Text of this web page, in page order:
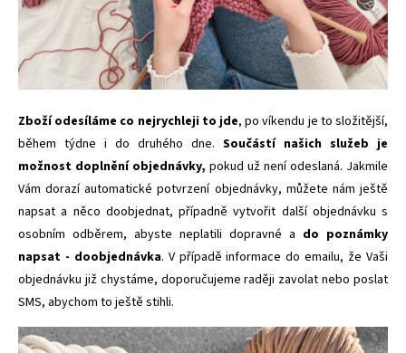
Zboží odesíláme co nejrychleji to jde, po víkendu je to složitější,
během týdne i do druhého dne. Součástí našich služeb je
možnost doplnění objednávky, pokud už není odeslaná. Jakmile
Vám dorazí automatické potvrzení objednávky, můžete nám ještě
napsat a něco doobjednat, případně vytvořit další objednávku s
osobním odběrem, abyste neplatili dopravné a do poznámky
napsat - doobjednávka. V případě informace do emailu, že Vaši
objednávku již chystáme, doporučujeme raději zavolat nebo poslat
SMS, abychom to ještě stihli.